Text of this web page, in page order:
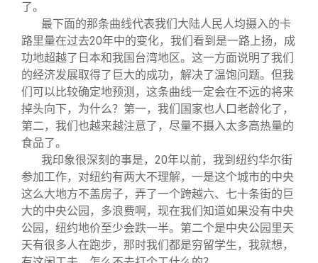
了。
最下面的那条曲线代表我们大陆人民人均摄入的卡
路里量在过去20年中的变化，我们看到是一路上扬，成
功地超越了日本和我国台湾地区。这一方面说明了我们
的经济发展取得了巨大的成功，解决了温饱问题。但我
们可以比较确定地预测，这条曲线一定会在不远的将来
掉头向下，为什么？第一，我们国家也人口老龄化了，
第二，我们也越来越注意了，尽量不摄入太多高热量的
食品了。
我印象很深刻的事是，20年以前，我到纽约华尔街
参加工作，对纽约有两大不理解，一是这个城市的中央
这么大地方不盖房子，弄了一个跨越六、七十条街的巨
大的中央公园，多浪费啊，现在我们知道如果没有中央
公园，纽约地价至少会跌一半。第二个是中央公园里天
天有很多人在跑步，那时我们都是穷留学生，我就想，